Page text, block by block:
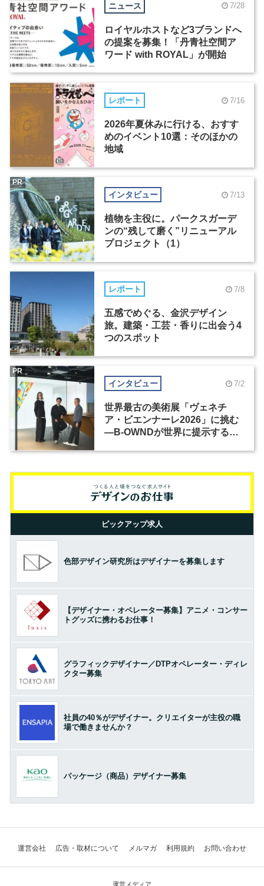
ニュース 7/28
ロイヤルホストなど3ブランドへ
の提案を募集！「丹青社空間ア
ワード with ROYAL」が開始
レポート 7/16
2026年夏休みに行ける、おすす
めのイベント10選：そのほかの
地域
インタビュー 7/13
植物を主役に。パークスガーデ
ンの“残して磨く”リニューアル
プロジェクト（1）
PR
レポート 7/8
五感でめぐる、金沢デザイン
旅。建築・工芸・香りに出会う4
つのスポット
インタビュー 7/2
世界最古の美術展「ヴェネチ
ア・ビエンナーレ2026」に挑む
―B-OWNDが世界に提示する美
PR
ピックアップ求人
色部デザイン研究所はデザイナーを募集します
【デザイナー・オペレーター募集】アニメ・コンサー
トグッズに携わるお仕事！
グラフィックデザイナー／DTPオペレーター・ディレ
クター募集
社員の40％がデザイナー。クリエイターが主役の職
場で働きませんか？
パッケージ（商品）デザイナー募集
運営会社 広告・取材について メルマガ 利用規約 お問い合わせ
運営メディア